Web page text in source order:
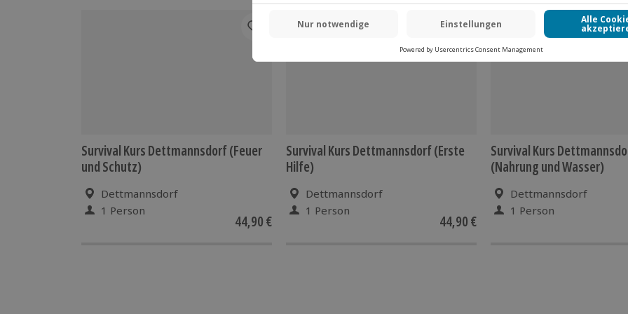
Survival Kurs Dettmannsdorf (Feuer
und Schutz)
Dettmannsdorf
1 Person
44,90 €
Survival Kurs Dettmannsdorf (Erste
Hilfe)
Dettmannsdorf
1 Person
44,90 €
Survival Kurs
(Nahrung und Wasser)
Dettmannsdorf
1 Person